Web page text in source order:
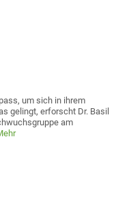
um sich in ihrem
gelingt, erforscht Dr. Basil
am